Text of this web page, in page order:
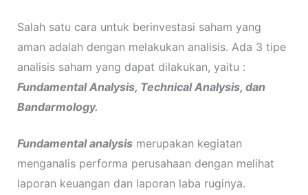
Salah satu cara untuk berinvestasi saham yang
aman adalah dengan melakukan analisis. Ada 3 tipe
analisis saham yang dapat dilakukan, yaitu :
Fundamental Analysis, Technical Analysis, dan
Bandarmology.
Fundamental analysismerupakan kegiatan
menganalis performa perusahaan dengan melihat
laporan keuangan dan laporan laba ruginya.